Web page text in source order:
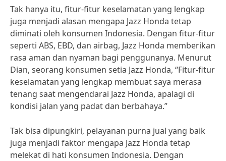
Tak hanya itu, fitur-fitur keselamatan yang lengkap
juga menjadi alasan mengapa Jazz Honda tetap
diminati oleh konsumen Indonesia. Dengan fitur-fitur
seperti ABS, EBD, dan airbag, Jazz Honda memberikan
rasa aman dan nyaman bagi penggunanya. Menurut
Dian, seorang konsumen setia Jazz Honda, “Fitur-fitur
keselamatan yang lengkap membuat saya merasa
tenang saat mengendarai Jazz Honda, apalagi di
kondisi jalan yang padat dan berbahaya.”
Tak bisa dipungkiri, pelayanan purna jual yang baik
juga menjadi faktor mengapa Jazz Honda tetap
melekat di hati konsumen Indonesia. Dengan